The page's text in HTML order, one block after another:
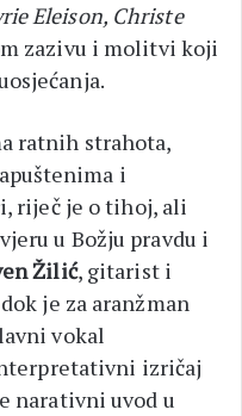
Eleison, Christe
zazivu i molitvi koji
ratnih strahota,
i
riječ je o tihoj, ali
u Božju pravdu i
Žilić, gitarist i
je za aranžman
vokal
izričaj
narativni uvod u